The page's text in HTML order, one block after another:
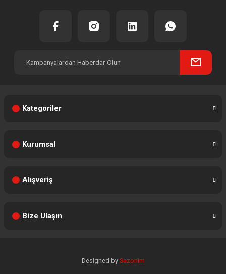
Kategoriler
Kurumsal
Alışveriş
Bize Ulaşın
Designed by Sezonim